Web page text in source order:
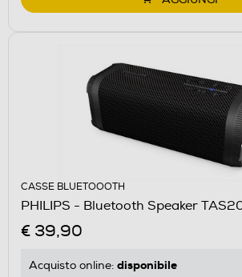
CASSE BLUETOOOTH
PHILIPS - Bluetooth Speaker
€ 39,90
Acquisto online: disponibile